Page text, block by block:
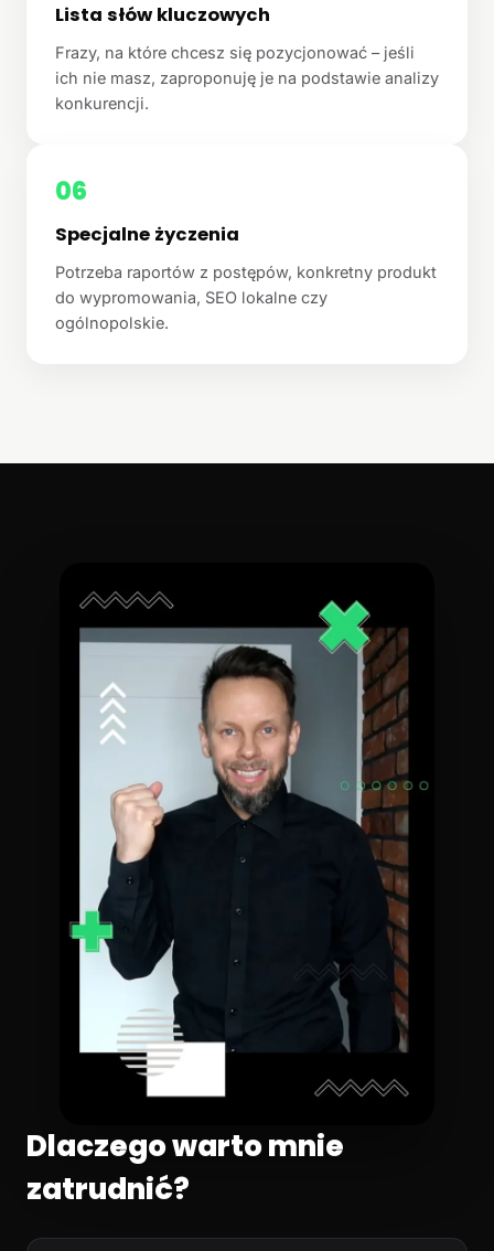
Lista słów kluczowych
Frazy, na które chcesz się pozycjonować – jeśli
ich nie masz, zaproponuję je na podstawie analizy
konkurencji.
06
Specjalne życzenia
Potrzeba raportów z postępów, konkretny produkt
do wypromowania, SEO lokalne czy
ogólnopolskie.
Dlaczego warto mnie
zatrudnić?